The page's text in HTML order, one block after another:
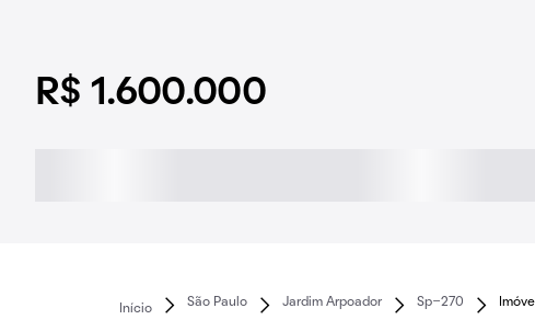
R$ 1.600.000
Início
São Paulo Jardim Arpoador Sp-270